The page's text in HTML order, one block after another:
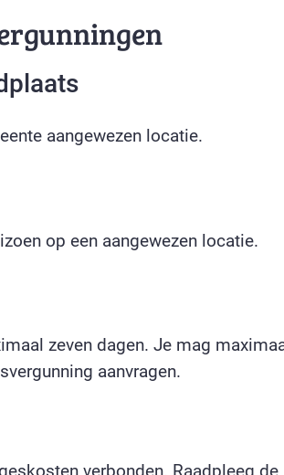
aangewezen locatie.
op een aangewezen locatie.
zeven dagen. Je mag
aanvragen.